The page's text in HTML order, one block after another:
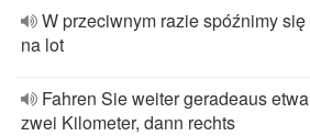
W przeciwnym razie spóźnimy się
na lot
Fahren Sie weiter geradeaus etwa
zwei Kilometer, dann rechts